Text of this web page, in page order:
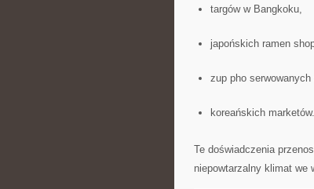
targów w Bangkoku,
japońskich ramen
zup pho serwowanych
koreańskich marketów.
Te doświadczenia
niepowtarzalny klimat we